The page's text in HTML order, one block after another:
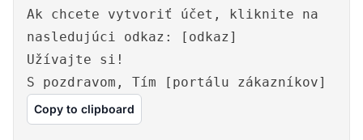
Ak chcete vytvoriť účet, kliknite na
nasledujúci odkaz: [odkaz]
Užívajte si!
S pozdravom, Tím [portálu zákazníkov]
Copy to clipboard